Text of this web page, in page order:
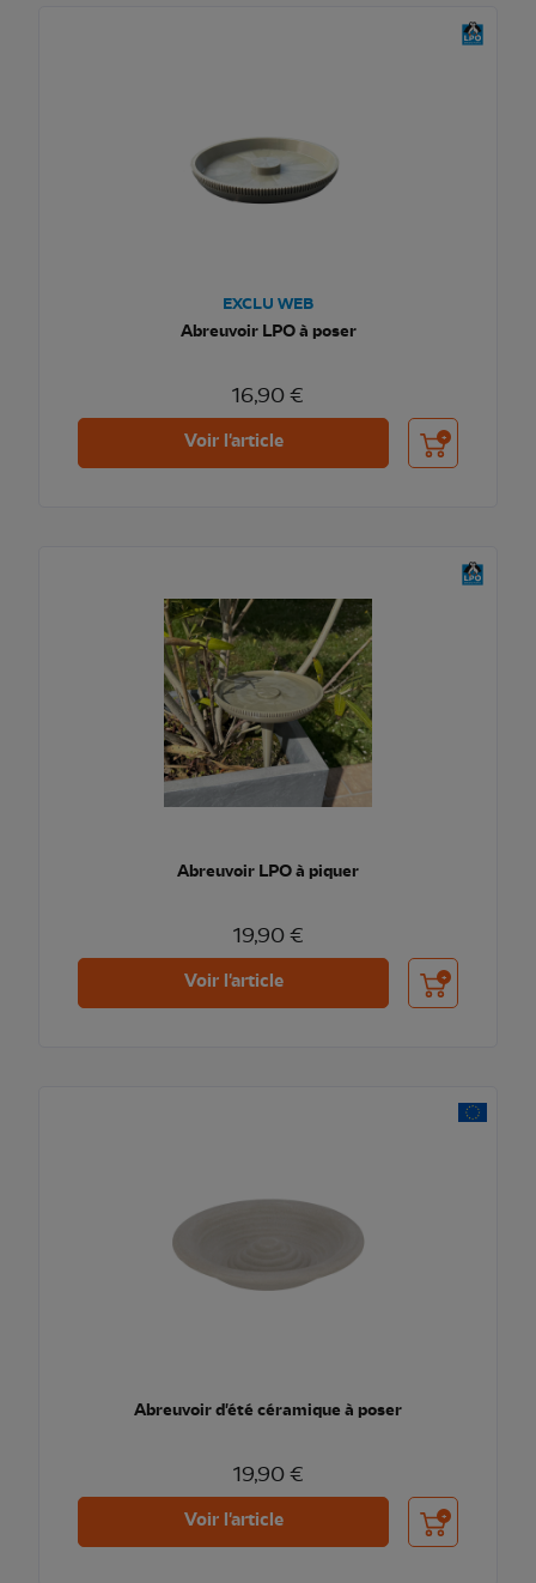
EXCLU WEB
Abreuvoir LPO à poser
16,90 €
Voir l'article Ajouter au
Abreuvoir LPO à piquer
19,90 €
Voir l'article Ajouter au
Abreuvoir d'été céramique à poser
19,90 €
Voir l'article Ajouter au